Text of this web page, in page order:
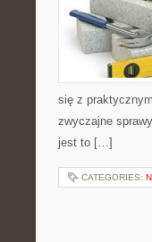
się z
zwyczajne
jest to […]
CATEGORIES: